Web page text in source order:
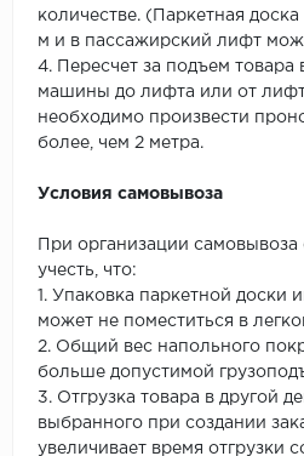
количестве. (Паркетная
м и в пассажирский лифт
4. Пересчет за подъем товара
машины до лифта или от
необходимо произвести
более, чем 2 метра.
Условия самовывоза
При организации
учесть, что:
1. Упаковка паркетной доски
может не поместиться в
2. Общий вес напольного
больше допустимой
3. Отгрузка товара в другой
выбранного при создании
увеличивает время отгрузки